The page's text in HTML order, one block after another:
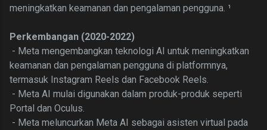
meningkatkan keamanan dan pengalaman pengguna. ¹
Perkembangan (2020-2022)
- Meta mengembangkan teknologi AI untuk meningkatkan
keamanan dan pengalaman pengguna di platformnya,
termasuk Instagram Reels dan Facebook Reels.
- Meta AI mulai digunakan dalam produk-produk seperti
Portal dan Oculus.
- Meta meluncurkan Meta AI sebagai asisten virtual pada